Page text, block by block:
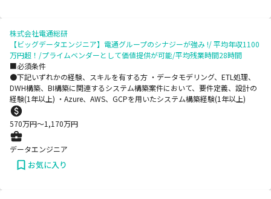
株式会社電通総研
【ビッグデータエンジニア】電通グループのシナジーが強み !/ 平均年収1100
万円超！/プライムベンダーとして価値提供が可能/平均残業時間28時間
■必須条件
●下記いずれかの経験、スキルを有する方 ・データモデリング、ETL処理、
DWH構築、BI構築に関連するシステム構築案件において、要件定義、設計の
経験(1年以上) ・Azure、AWS、GCPを用いたシステム構築経験(1年以上)
570万円〜1,170万円
データエンジニア
お気に入り